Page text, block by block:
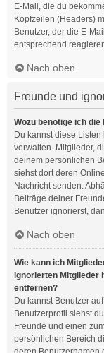
E-Mail, die du
Kopfzeilen (Headers)
Benutzer, der die E-
entsprechend
Nach oben
Freunde und
Wozu benötige ich
Du kannst diese
verwalten. Mitglieder,
deinem persönlichen
siehst dort deren
Nachricht senden.
Beiträge deiner
Benutzer ignorierst,
Nach oben
Wie kann ich
ignorierten Mitglieder
entfernen?
Du kannst Benutzer
Benutzerprofil siehst
Freunde und einen
persönlichen Bereich